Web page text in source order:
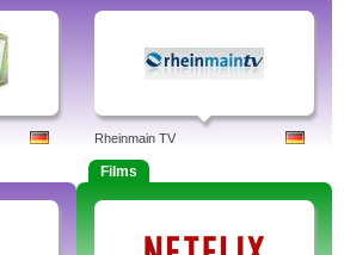
Rheinmain TV
Films